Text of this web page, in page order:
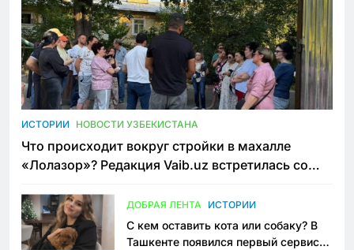
ИСТОРИИ НОВОСТИ УЗБЕКИСТАНА
Что происходит вокруг стройки в махалле
«Лолазор»? Редакция Vaib.uz встретилась со
ДОБРАЯ ЛЕНТА ИСТОРИИ
С кем оставить кота или собаку? В
Ташкенте появился первый сервис